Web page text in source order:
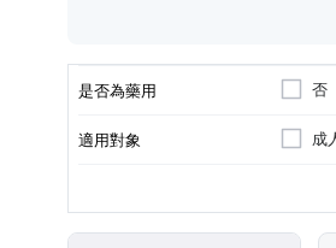
是否為藥用 否
適用對象 成